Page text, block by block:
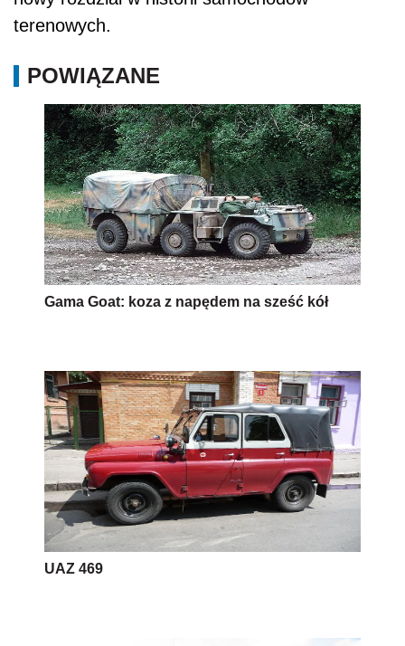
terenowych.
POWIĄZANE
Gama Goat: koza z napędem na sześć kół
UAZ 469